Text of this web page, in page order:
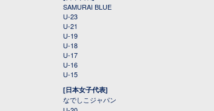
SAMURAI BLUE
U-23
U-21
U-19
U-18
U-17
U-16
U-15
[日本女子代表]
なでしこジャパン